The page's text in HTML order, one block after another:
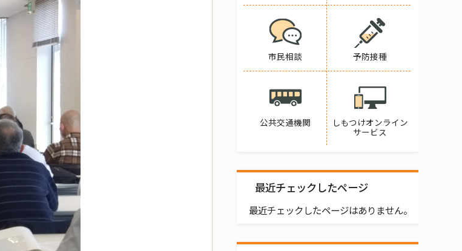
市民相談 予防接種
公共交通機関
しもつけオンライン
サービス
最近チェックしたページ
最近チェックしたページはありません。